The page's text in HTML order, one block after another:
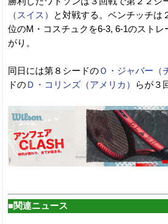
（スイス）
と対戦する。ベンチッチは
位のM・コスチュクを6-3, 6-1のストレ
がり。
同日には第８シードのＯ・ジャバー（
ドのＤ・コリンズ（アメリカ） らが３
■関連ニュース